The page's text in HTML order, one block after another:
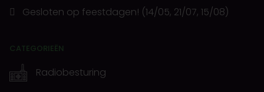
Gesloten op feestdagen! (14/05, 21/07, 15/08)
CATEGORIEËN
Radiobesturing